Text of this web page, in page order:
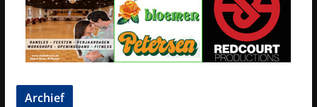
Archief